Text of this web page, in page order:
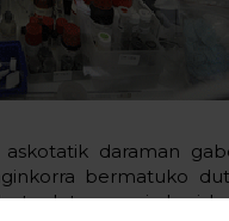
daraman
bermatuko
dute zeregin hori,